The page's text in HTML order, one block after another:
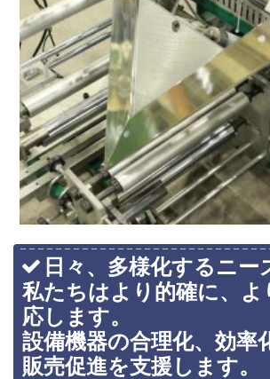
日々、多様化するニー
私たちはより的確に、よ
応します。
設備機器の合理化、効率
販売促進を支援します。